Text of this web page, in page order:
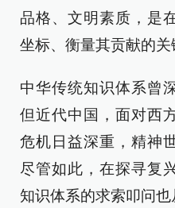
品格、文明素质，是
坐标、衡量其贡献的关
中华传统知识体系曾
但近代中国，面对西
危机日益深重，精神
尽管如此，在探寻复
知识体系的求索叩问也